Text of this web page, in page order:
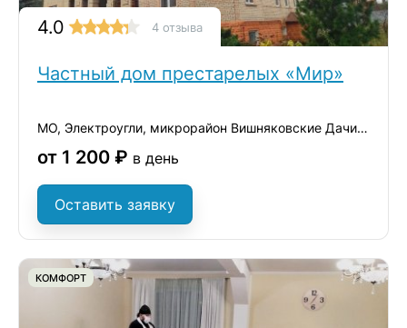
4.0 4 отзыва
Частный дом престарелых «Мир»
МО, Электроугли, микрорайон Вишняковские Дачи, ул. Советская, 10
от 1 200 ₽ в день
Оставить заявку
КОМФОРТ